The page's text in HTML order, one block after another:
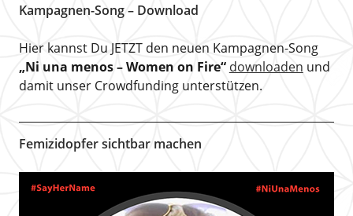
Kampagnen-Song – Download
Hier kannst Du JETZT den neuen Kampagnen-Song
„Ni una menos – Women on Fire“ downloaden und
damit unser Crowdfunding unterstützen.
Femizidopfer sichtbar machen